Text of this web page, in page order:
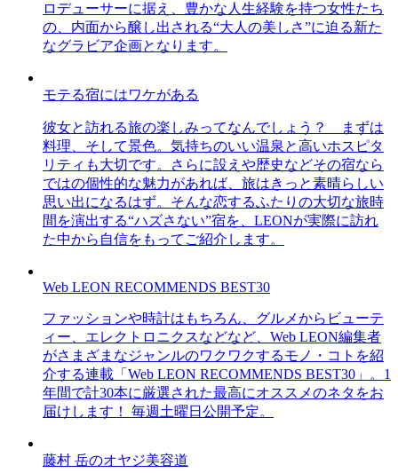
ロデューサーに据え、豊かな人生経験を持つ女性たち
の、内面から醸し出される“大人の美しさ”に迫る新た
なグラビア企画となります。
モテる宿にはワケがある
彼女と訪れる旅の楽しみってなんでしょう？ まずは
料理、そして景色。気持ちのいい温泉と高いホスピタ
リティも大切です。さらに設えや歴史などその宿なら
ではの個性的な魅力があれば、旅はきっと素晴らしい
思い出になるはず。そんな恋するふたりの大切な旅時
間を演出する“ハズさない”宿を、LEONが実際に訪れ
た中から自信をもってご紹介します。
Web LEON RECOMMENDS BEST30
ファッションや時計はもちろん、グルメからビューテ
ィー、エレクトロニクスなどなど、Web LEON編集者
がさまざまなジャンルのワクワクするモノ・コトを紹
介する連載「Web LEON RECOMMENDS BEST30」。1
年間で計30本に厳選された最高にオススメのネタをお
届けします！ 毎週土曜日公開予定。
藤村 岳のオヤジ美容道